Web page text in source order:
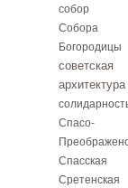
собор
Собора
Богородицы
советская
архитектура
Спасо-
Спасская
Сретенская